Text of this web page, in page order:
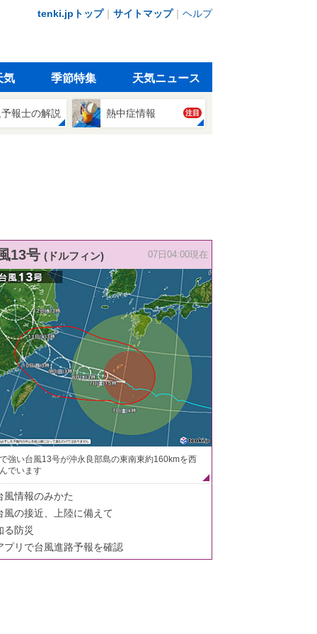
tenki.jpトップ｜ サイトマップ｜ ヘルプ
気 季節特集 天気ニュース
報士の解説 熱中症情報 注目
13号 (ドルフィン) 07日04:00現在
強い台風13号が沖永良部島の東南東約160kmを西
でいます
風情報のみかた
風の接近、上陸に備えて
る防災
プリで台風進路予報を確認